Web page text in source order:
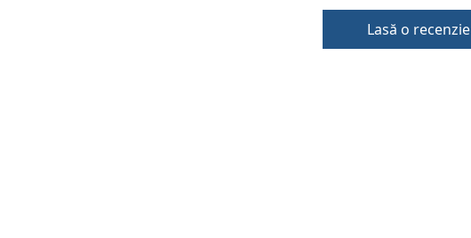
Lasă o recenzie